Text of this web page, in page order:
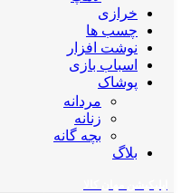
خرازی
چسب ها
نوشت افزار
اسباب بازی
پوشاک
مردانه
زنانه
بچه گانه
بلاگ